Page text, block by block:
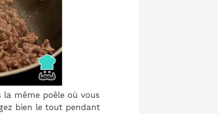
la même poêle où vous
bien le tout pendant